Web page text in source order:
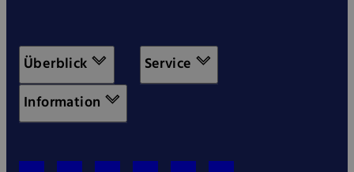
Überblick
Service
Information